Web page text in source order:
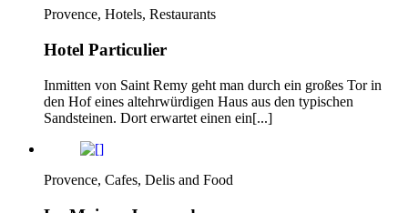
Provence, Hotels, Restaurants
Hotel Particulier
Inmitten von Saint Remy geht man durch ein großes Tor in
den Hof eines altehrwürdigen Haus aus den typischen
Sandsteinen. Dort erwartet einen ein[...]
Provence, Cafes, Delis and Food